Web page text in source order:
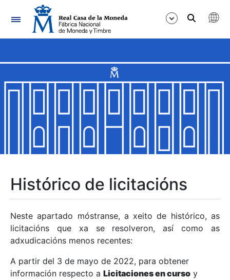
Navegación
Mostrar/Ocultar
Mostrar/Ocultar
Mostrar/Ocultar
Mostrar/Ocultar
Mostrar/Ocultar
Histórico de licitacións
Neste apartado móstranse, a xeito de histórico, as
licitacións que xa se resolveron, así como as
adxudicacións menos recentes:
A partir del 3 de mayo de 2022, para obtener
información respecto a Licitaciones en curso y